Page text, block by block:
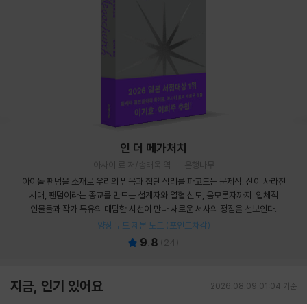
인 더 메가처치
아사이 료 저/송태욱 역
은행나무
아이돌 팬덤을 소재로 우리의 믿음과 집단 심리를 파고드는 문제작. 신이 사라진
시대, 팬덤이라는 종교를 만드는 설계자와 열혈 신도, 음모론자까지. 입체적
인물들과 작가 특유의 대담한 시선이 만나 새로운 서사의 정점을 선보인다.
양장 누드 제본 노트 (포인트차감)
9.8 24
지금, 인기 있어요 2026.08.09 01:04 기준